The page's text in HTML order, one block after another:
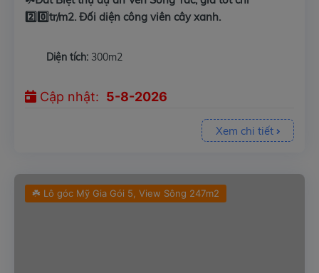
2️⃣0️⃣tr/m2. Đối diện công viên cây xanh.
Diện tích: 300m2
Cập nhật: 5-8-2026
Xem chi tiết
☘️ Lô góc Mỹ Gia Gói 5, View Sông 247m2